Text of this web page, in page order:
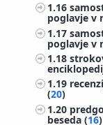
1.16
poglavje v
1.17
poglavje v
1.18
1.19
(20)
1.20
beseda (16)